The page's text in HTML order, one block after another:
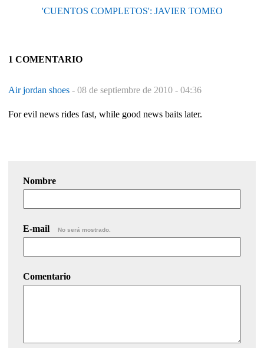
'CUENTOS COMPLETOS': JAVIER TOMEO
1 COMENTARIO
Air jordan shoes - 08 de septiembre de 2010 - 04:36
For evil news rides fast, while good news baits later.
Nombre
E-mail No será mostrado.
Comentario